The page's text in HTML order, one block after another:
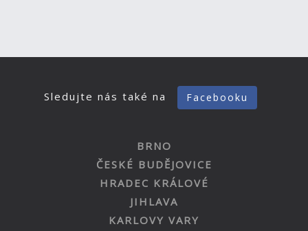
Sledujte nás také na Facebooku
BRNO
ČESKÉ BUDĚJOVICE
HRADEC KRÁLOVÉ
JIHLAVA
KARLOVY VARY